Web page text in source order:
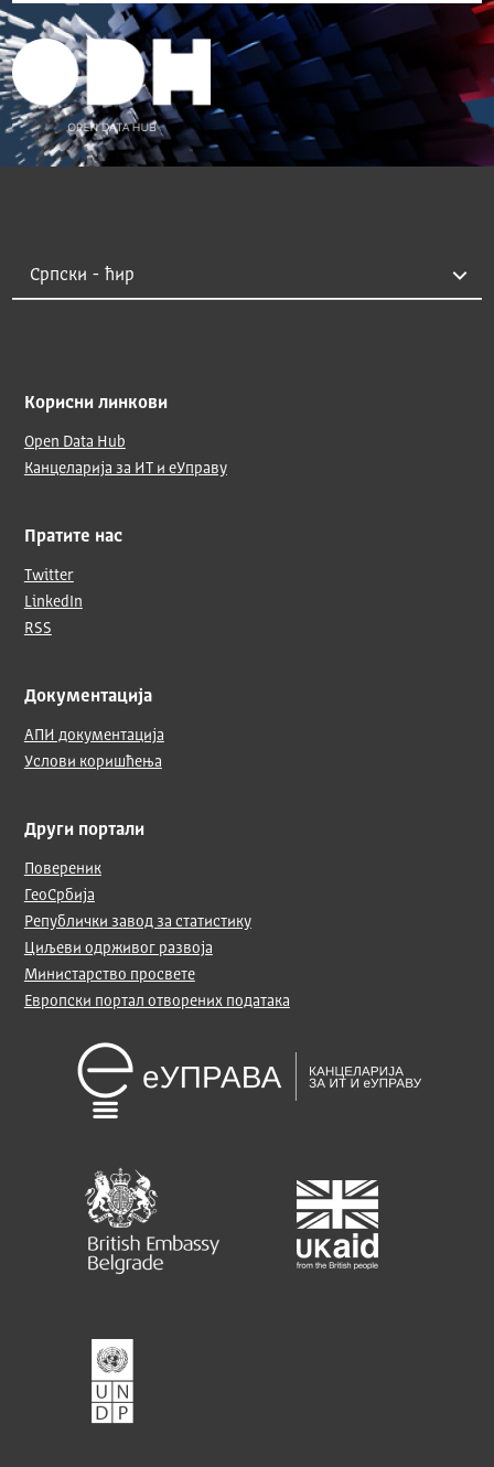
Корисни линкови
Open Data Hub
Канцеларија за ИТ и еУправу
Пратите нас
Twitter
LinkedIn
RSS
Документација
АПИ документација
Услови коришћења
Други портали
Повереник
ГеоСрбија
Републички завод за статистику
Циљеви одрживог развоја
Министарство просвете
Европски портал отворених података